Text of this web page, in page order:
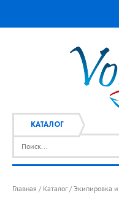
КАТАЛОГ
Главная / Каталог / Экипировка